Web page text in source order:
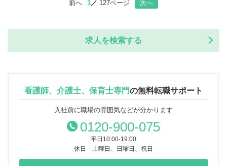
前へ 1 127ページ 次へ
求人を検索する
看護師、介護士、保育士専門の無料転職サポート
入社前に職場の雰囲気などが分かります
0120-900-075
平日10:00-19:00
休日 土曜日、日曜日、祝日